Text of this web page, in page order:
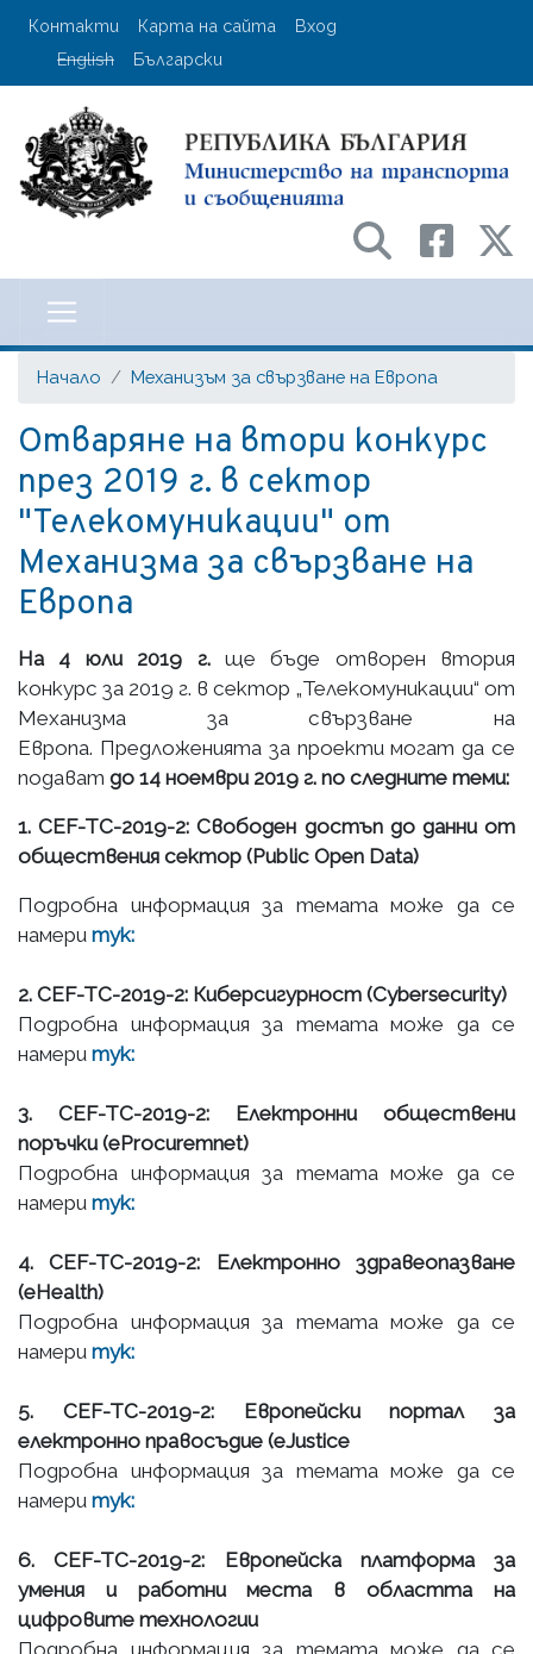
Премини
User account menu
Контакти Карта на сайта
Вход
English
Български
на транспорта
Начало Механизъм за свързване на Европа
Отваряне на втори конкурс
през 2019 г. в сектор
"Телекомуникации" от
Механизма за свързване на
Европа
На 4 юли 2019 г. ще бъде отворен втория
конкурс за 2019 г. в сектор „Телекомуникации“ от
Механизма за свързване на
Европа. Предложенията за проекти могат да се
подават до 14 ноември 2019 г. по следните теми:
1.CEF-TC-2019-2: Свободен достъп до данни от
обществения сектор (Public Open Data)
Подробна информация за темата може да се
намери тук:
2. CEF-TC-2019-2: Киберсигурност (Cybersecurity)
Подробна информация за темата може да се
намери тук:
3. CEF-TC-2019-2: Електронни обществени
поръчки (eProcuremnet)
Подробна информация за темата може да се
намери тук:
4. CEF-TC-2019-2: Електронно здравеопазване
(eHealth)
Подробна информация за темата може да се
намери тук:
5. CEF-TC-2019-2: Европейски портал за
електронно правосъдие (eJustice
Подробна информация за темата може да се
намери тук:
6. CEF-TC-2019-2: Европейска платформа за
умения и работни места в областта на
цифровите технологии
Подробна информация за темата може да се